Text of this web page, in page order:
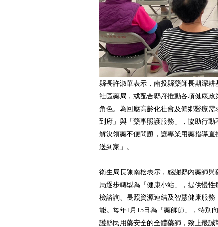
縣長許淑華表示，南投縣藥師長期深
社區藥局，或配合縣府推動各項健康
角色。為回應高齡化社會及偏鄉醫療
到府」與「藥事照護服務」，協助行
解決領藥不便問題，讓專業用藥指導
送到家」。
衛生局長陳南松表示，感謝縣內藥師
局逐步轉型為「健康小站」，提供慢
檢諮詢、長照資源連結及智慧健康服
能。每年1月15日為「藥師節」，特別
護縣民用藥安全的全體藥師，致上最